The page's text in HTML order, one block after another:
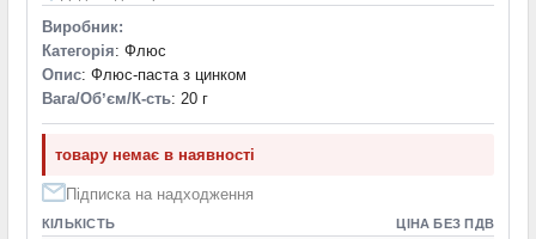
Виробник:
Категорія: Флюс
Опис: Флюс-паста з цинком
Вага/Обʼєм/К-сть: 20 г
товару немає в наявності
Підписка на надходження
КІЛЬКІСТЬ ЦІНА БЕЗ ПДВ